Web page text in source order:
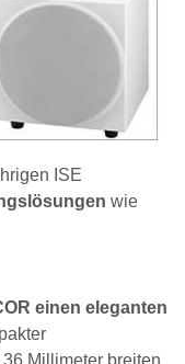
ISE
wie
einen eleganten